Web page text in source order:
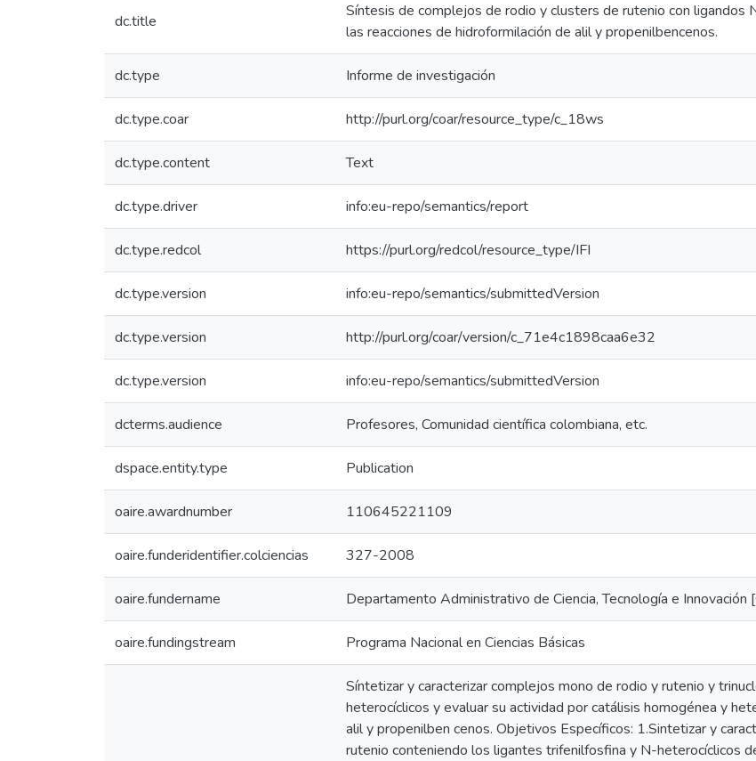
dc.title
Síntesis de complejos de rodio y clusters de rutenio con ligandos
las reacciones de hidroformilación de alil y propenilbencenos.
dc.type Informe de investigación
dc.type.coar http://purl.org/coar/resource_type/c_18ws
dc.type.content Text
dc.type.driver info:eu-repo/semantics/report
dc.type.redcol https://purl.org/redcol/resource_type/IFI
dc.type.version info:eu-repo/semantics/submittedVersion
dc.type.version http://purl.org/coar/version/c_71e4c1898caa6e32
dc.type.version info:eu-repo/semantics/submittedVersion
dcterms.audience Profesores, Comunidad científica colombiana, etc.
dspace.entity.type Publication
oaire.awardnumber 110645221109
oaire.funderidentifier.colciencias 327-2008
oaire.fundername Departamento Administrativo de Ciencia, Tecnología e Innovación
oaire.fundingstream Programa Nacional en Ciencias Básicas
Síntetizar y caracterizar complejos mono de rodio y rutenio y
heterocíclicos y evaluar su actividad por catálisis homogénea y
alil y propenilben cenos. Objetivos Específicos: 1.Sintetizar y
rutenio conteniendo los ligantes trifenilfosfina y N-heterocíclicos